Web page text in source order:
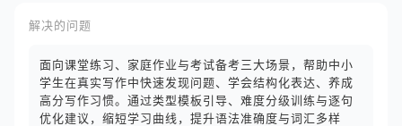
解决的问题
面向课堂练习、家庭作业与考试备考三大场景，帮助中小
学生在真实写作中快速发现问题、学会结构化表达、养成
高分写作习惯。通过类型模板引导、难度分级训练与逐句
优化建议，缩短学习曲线，提升语法准确度与词汇多样